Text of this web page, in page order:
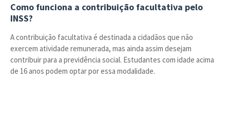
Como funciona a contribuição facultativa pelo
INSS?
A contribuição facultativa é destinada a cidadãos que não
exercem atividade remunerada, mas ainda assim desejam
contribuir para a previdência social. Estudantes com idade acima
de 16 anos podem optar por essa modalidade.